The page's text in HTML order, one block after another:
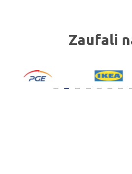
Zaufali